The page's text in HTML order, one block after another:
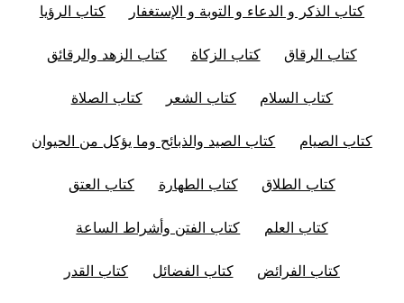
كتاب الذكر و الدعاء و التوبة و الإستغفار كتاب الرؤيا
كتاب الرقاق كتاب الزكاة كتاب الزهد والرقائق
كتاب السلام كتاب الشعر كتاب الصلاة
كتاب الصيام كتاب الصيد والذبائح وما يؤكل من الحيوان
كتاب الطلاق كتاب الطهارة كتاب العتق
كتاب العلم كتاب الفتن وأشراط الساعة
كتاب الفرائض كتاب الفضائل كتاب القدر